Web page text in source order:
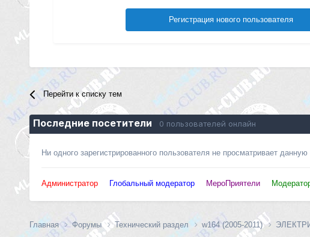
Регистрация нового пользователя
Перейти к списку тем
Последние посетители 0 пользователей онлайн
Ни одного зарегистрированного пользователя не просматривает данную
Администратор Глобальный модератор МероПриятели
Главная Форумы Технический раздел w164 (2005-2011)